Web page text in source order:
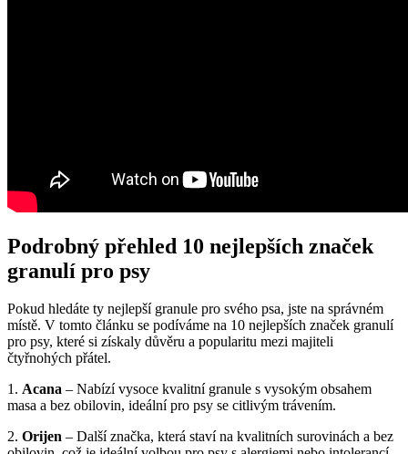
Podrobný přehled 10 nejlepších značek
granulí pro psy
Pokud hledáte ty nejlepší granule pro svého psa, jste na správném
místě. V tomto článku se podíváme na 10 nejlepších značek granulí
pro psy, které si získaly důvěru a popularitu mezi majiteli
čtyřnohých přátel.
1. Acana – Nabízí vysoce kvalitní granule s vysokým obsahem
masa a bez obilovin, ideální pro psy se citlivým trávením.
2. Orijen – Další značka, která staví na kvalitních surovinách a bez